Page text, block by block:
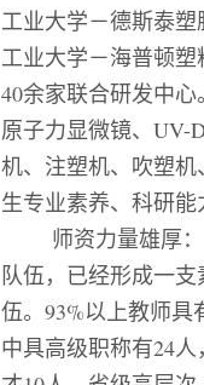
工业大学－德斯泰
工业大学－海普顿
40余家联合研发中
原子力显微镜、 UV-
机、注塑机、吹塑
生专业素养、科研
师资力量雄厚
队伍，已经形成一
伍。 93%以上教师具
中具高级职称有24人